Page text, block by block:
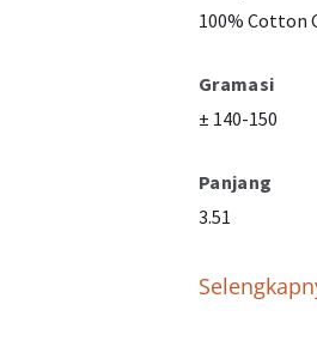
100% Cotton
Gramasi
± 140-150
Panjang
3.51